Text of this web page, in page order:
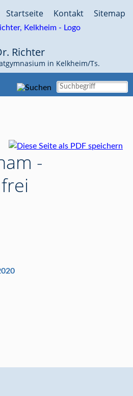
Sitemap
Kontakt
Startseite
Richter
in Kelkheim/Ts.
-